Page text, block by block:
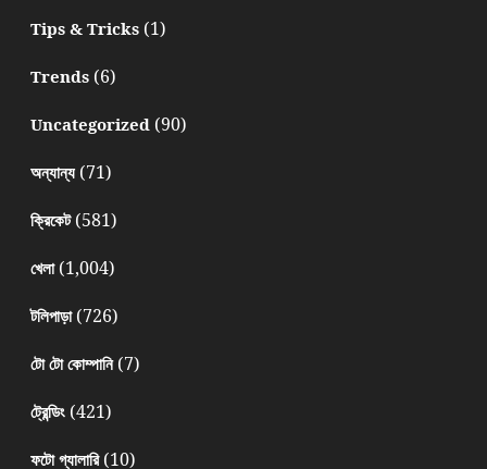
Tips & Tricks(1)
Trends(6)
Uncategorized(90)
অন্যান্য(71)
ক্রিকেট(581)
খেলা(1,004)
টলিপাড়া(726)
টো টো কোম্পানি(7)
ট্রেন্ডিং(421)
ফটো গ্যালারি(10)